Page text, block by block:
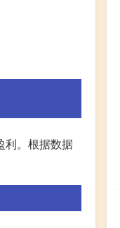
利。根据数据